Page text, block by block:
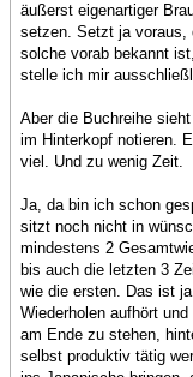
äußerst eigenartiger
setzen. Setzt ja voraus,
solche vorab bekannt
stelle ich mir
Aber die Buchreihe
im Hinterkopf notieren.
viel. Und zu wenig Zeit.
Ja, da bin ich schon
sitzt noch nicht in
mindestens 2
bis auch die letzten 3
wie die ersten. Das ist
Wiederholen aufhört
am Ende zu stehen,
selbst produktiv tätig